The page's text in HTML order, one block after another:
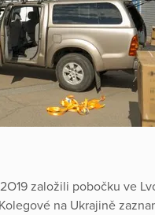
založili pobočku ve
na Ukrajině